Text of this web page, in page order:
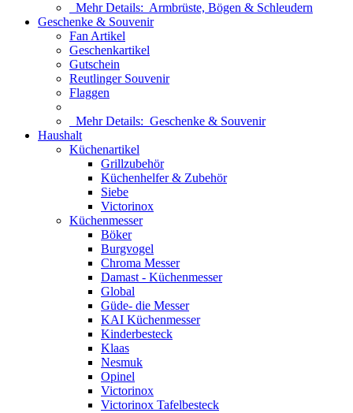
Mehr Details: Armbrüste, Bögen & Schleudern
Geschenke & Souvenir
Fan Artikel
Geschenkartikel
Gutschein
Reutlinger Souvenir
Flaggen
Mehr Details: Geschenke & Souvenir
Haushalt
Küchenartikel
Grillzubehör
Küchenhelfer & Zubehör
Siebe
Victorinox
Küchenmesser
Böker
Burgvogel
Chroma Messer
Damast - Küchenmesser
Global
Güde- die Messer
KAI Küchenmesser
Kinderbesteck
Klaas
Nesmuk
Opinel
Victorinox
Victorinox Tafelbesteck